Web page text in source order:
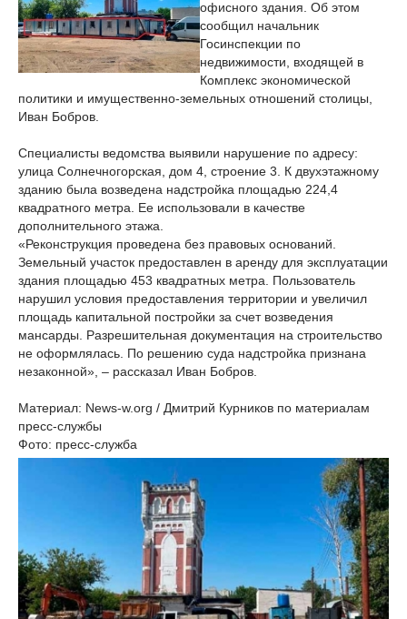
офисного здания. Об этом
сообщил начальник
Госинспекции по
недвижимости, входящей в
Комплекс экономической
политики и имущественно-земельных отношений столицы,
Иван Бобров.
Специалисты ведомства выявили нарушение по адресу:
улица Солнечногорская, дом 4, строение 3. К двухэтажному
зданию была возведена надстройка площадью 224,4
квадратного метра. Ее использовали в качестве
дополнительного этажа.
«Реконструкция проведена без правовых оснований.
Земельный участок предоставлен в аренду для эксплуатации
здания площадью 453 квадратных метра. Пользователь
нарушил условия предоставления территории и увеличил
площадь капитальной постройки за счет возведения
мансарды. Разрешительная документация на строительство
не оформлялась. По решению суда надстройка признана
незаконной», – рассказал Иван Бобров.
Материал: News-w.org / Дмитрий Курников по материалам
пресс-службы
Фото: пресс-служба